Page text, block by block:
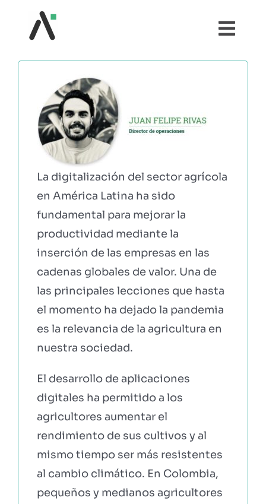
¿QUÉ ES AGRI?
MÓDULOS
TESTIMONIOS
PRECIOS
PARTNERS
COMUNIDAD AGRI
EBOOKS Y RECURSOS
La digitalización del sector agrícola
en América Latina ha sido
fundamental para mejorar la
productividad mediante la
inserción de las empresas en las
cadenas globales de valor. Una de
las principales lecciones que hasta
el momento ha dejado la pandemia
es la relevancia de la agricultura en
nuestra sociedad.
El desarrollo de aplicaciones
digitales ha permitido a los
agricultores aumentar el
rendimiento de sus cultivos y al
mismo tiempo ser más resistentes
al cambio climático. En Colombia,
pequeños y medianos agricultores